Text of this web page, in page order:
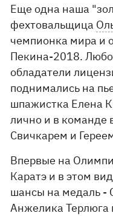
Еще одна наша
фехтовальщица
чемпионка мира и
Пекина-2018.
обладатели
поднимались на
шпажистка Елена
лично и в
Свичкарем и
Впервые на
Каратэ и в этом
шансы на медаль -
Анжелика Терлюга